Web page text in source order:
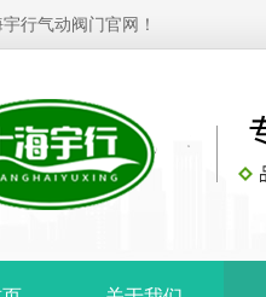
行气动阀门官网！